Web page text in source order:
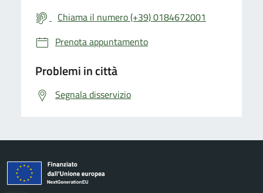
Chiama il numero (+39) 0184672001
Prenota appuntamento
Problemi in città
Segnala disservizio